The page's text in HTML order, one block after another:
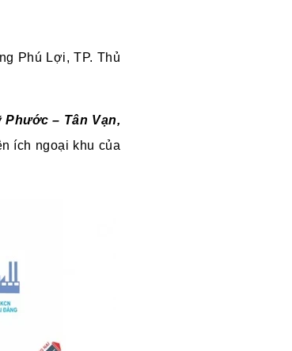
Phú Lợi, TP. Thủ
Phước – Tân Vạn,
ích ngoại khu của